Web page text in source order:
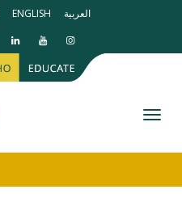
ENGLISH العربية